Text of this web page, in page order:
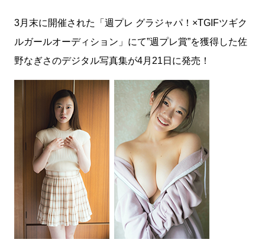
3月末に開催された「週プレ グラジャパ！×TGIFツギク
ルガールオーディション」にて”週プレ賞”を獲得した佐
野なぎさのデジタル写真集が4月21日に発売！